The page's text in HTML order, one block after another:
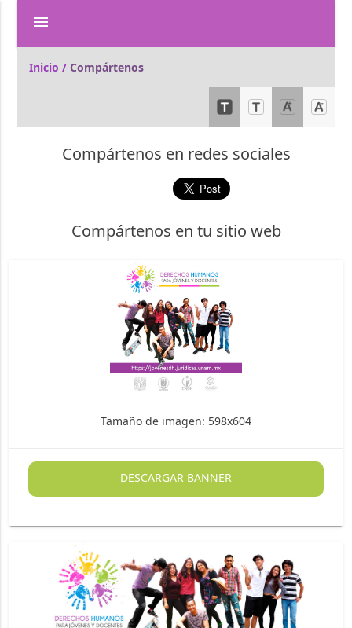
menu
Inicio / Compártenos
Compártenos en redes sociales
Compártenos en tu sitio web
Tamaño de imagen: 598x604
DESCARGAR BANNER